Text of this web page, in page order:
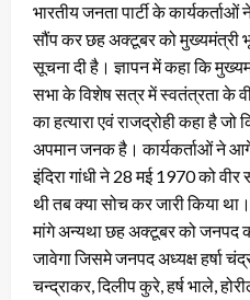
भारतीय जनता पार्टी के
सौंप कर छह अक्टूबर को
सूचना दी है। ज्ञापन में कहा कि
सभा के विशेष सत्र में स्वतंत्रता के
का हत्यारा एवं राजद्रोही कहा है
अपमान जनक है। कार्यकर्ताओं ने आगे
इंदिरा गांधी ने 28 मई 1970 को
थी तब क्या सोच कर जारी किया
मांगे अन्यथा छह अक्टूबर को जनपद
जावेगा जिसमे जनपद अध्यक्ष हर्षा
चन्द्राकर, दिलीप कुरे, हर्ष भाले,